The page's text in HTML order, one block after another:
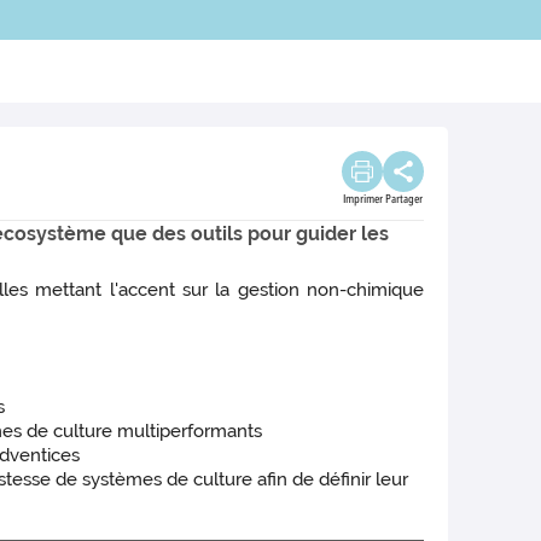
Imprimer Partager
que des outils pour guider les
mettant l'accent sur la gestion non-chimique
de culture multiperformants
de systèmes de culture afin de définir leur